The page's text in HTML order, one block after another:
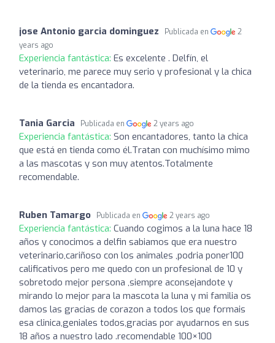
jose Antonio garcia dominguez Publicada en
2
years ago
Experiencia fantástica: Es excelente . Delfín, el
veterinario, me parece muy serio y profesional y la chica
de la tienda es encantadora.
Tania Garcia Publicada en 2 years ago
Experiencia fantástica: Son encantadores, tanto la chica
que está en tienda como él.Tratan con muchísimo mimo
a las mascotas y son muy atentos.Totalmente
recomendable.
Ruben Tamargo Publicada en 2 years ago
Experiencia fantástica: Cuando cogimos a la luna hace 18
años y conocimos a delfin sabiamos que era nuestro
veterinario,cariñoso con los animales ,podria poner100
calificativos pero me quedo con un profesional de 10 y
sobretodo mejor persona ,siempre aconsejandote y
mirando lo mejor para la mascota la luna y mi familia os
damos las gracias de corazon a todos los que formais
esa clinica,geniales todos,gracias por ayudarnos en sus
18 años a nuestro lado .recomendable 100×100